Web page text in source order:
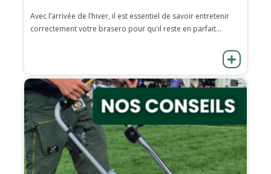
Avec l’arrivée de l’hiver, il est essentiel de savoir entretenir
correctement votre brasero pour qu'il reste en parfait...